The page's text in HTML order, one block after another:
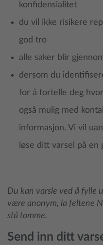
konfidensialitet
du vil ikke risikere
god tro
alle saker blir
dersom du
for å fortelle deg
også mulig med
informasjon. Vi vil
løse ditt varsel på en
Du kan varsle ved å fylle
være anonym, la feltene
stå tomme.
Send inn ditt